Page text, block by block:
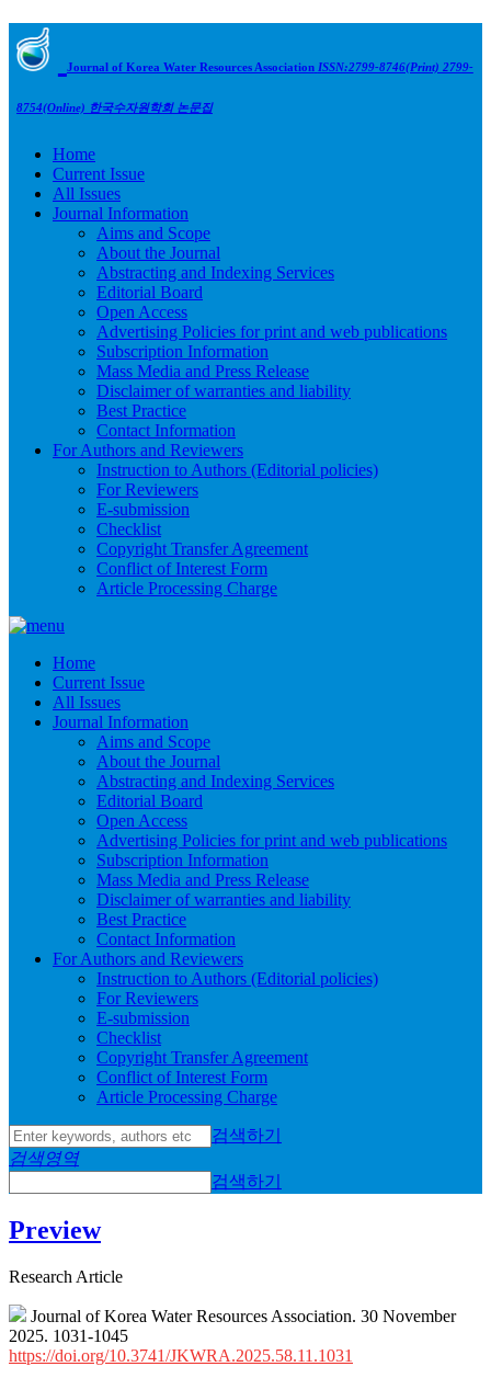
Journal of Korea Water Resources Association ISSN:2799-8746(Print) 2799-
8754(Online) 한국수자원학회 논문집
Home
Current Issue
All Issues
Journal Information
Aims and Scope
About the Journal
Abstracting and Indexing Services
Editorial Board
Open Access
Advertising Policies for print and web publications
Subscription Information
Mass Media and Press Release
Disclaimer of warranties and liability
Best Practice
Contact Information
For Authors and Reviewers
Instruction to Authors (Editorial policies)
For Reviewers
E-submission
Checklist
Copyright Transfer Agreement
Conflict of Interest Form
Article Processing Charge
Home
Current Issue
All Issues
Journal Information
Aims and Scope
About the Journal
Abstracting and Indexing Services
Editorial Board
Open Access
Advertising Policies for print and web publications
Subscription Information
Mass Media and Press Release
Disclaimer of warranties and liability
Best Practice
Contact Information
For Authors and Reviewers
Instruction to Authors (Editorial policies)
For Reviewers
E-submission
Checklist
Copyright Transfer Agreement
Conflict of Interest Form
Article Processing Charge
검색하기
검색영역
검색하기
Preview
Research Article
Journal of Korea Water Resources Association. 30 November
2025. 1031-1045
https://doi.org/10.3741/JKWRA.2025.58.11.1031